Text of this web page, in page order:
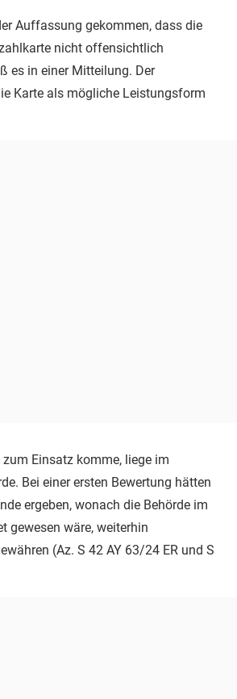
Auffassung gekommen, dass die
nicht offensichtlich
es in einer Mitteilung. Der
Karte als mögliche Leistungsform
Einsatz komme, liege im
Bei einer ersten Bewertung hätten
ergeben, wonach die Behörde im
gewesen wäre, weiterhin
(Az. S 42 AY 63/24 ER und S